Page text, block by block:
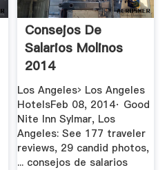
Consejos De
Salarios Molinos
2014
Los Angeles› Los Angeles
HotelsFeb 08, 2014· Good
Nite Inn Sylmar, Los
Angeles: See 177 traveler
reviews, 29 candid photos,
... consejos de salarios